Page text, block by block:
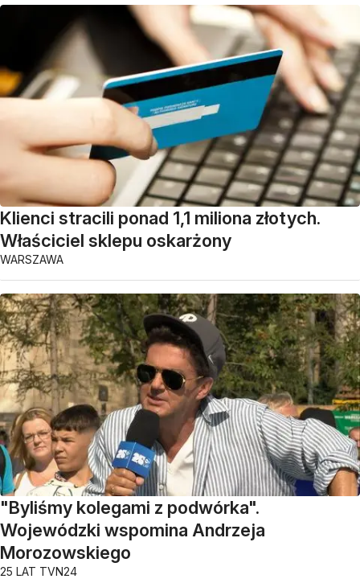
Klienci stracili ponad 1,1 miliona złotych.
Właściciel sklepu oskarżony
WARSZAWA
"Byliśmy kolegami z podwórka".
Wojewódzki wspomina Andrzeja
Morozowskiego
25 LAT TVN24